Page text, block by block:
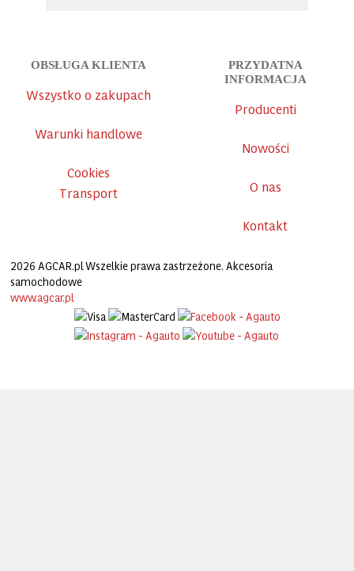
OBSŁUGA KLIENTA
Wszystko o zakupach
Warunki handlowe
Cookies
Transport
PRZYDATNA
INFORMACJA
Producenti
Nowości
O nas
Kontakt
2026 AGCAR.pl Wszelkie prawa zastrzeżone. Akcesoria
samochodowe
www.agcar.pl